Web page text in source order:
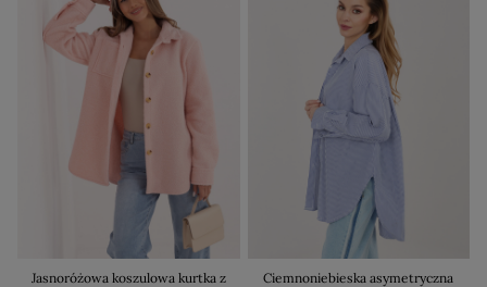
Jasnoróżowa koszulowa kurtka z
Ciemnoniebieska asymetryczna